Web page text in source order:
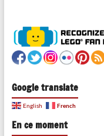
Google translate
English French
En ce moment